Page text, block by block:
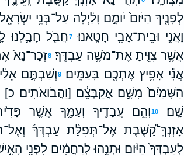
לְפָנֶ֤יךָ הַיֹּום֙ יֹומָ֣ם וָלַ֔יְלָה עַל־בְּנֵ֥י
וַאֲנִ֥י וּבֵית־אָבִ֖י חָטָֽאנוּ׃
7חֲבֹ֖ל חָבַ֣לְנוּ
אֲשֶׁ֥ר צִוִּ֖יתָ אֶת־מֹשֶׁ֥ה עַבְדֶּֽךָ׃ 8זְכָר־נָא֙
אֲנִ֕י אָפִ֥יץ אֶתְכֶ֖ם בָּעַמִּֽים׃
9וְשַׁבְתֶּ֣ם
הַשָּׁמַ֙יִם֙ מִשָּׁ֣ם אֲקַבְּצֵ֔ם [וַהֲבֹואֹתִים כ]
שָֽׁם׃
10וְהֵ֥ם עֲבָדֶ֖יךָ וְעַמֶּ֑ךָ אֲשֶׁ֤ר
אָזְנְךָֽ־קַ֠שֶּׁבֶת אֶל־תְּפִלַּ֨ת עַבְדְּךָ֜
לְעַבְדְּךָ֙ הַיֹּ֔ום וּתְנֵ֣הוּ לְרַחֲמִ֔ים לִפְנֵ֖י